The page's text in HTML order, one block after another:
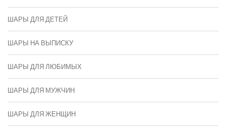
ШАРЫ ДЛЯ ДЕТЕЙ
ШАРЫ НА ВЫПИСКУ
ШАРЫ ДЛЯ ЛЮБИМЫХ
ШАРЫ ДЛЯ МУЖЧИН
ШАРЫ ДЛЯ ЖЕНЩИН